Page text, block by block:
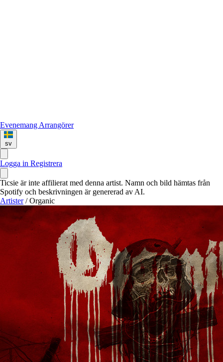
Evenemang Arrangörer
sv
Logga in Registrera
Ticsie är inte affilierat med denna artist. Namn och bild hämtas från
Spotify och beskrivningen är genererad av AI.
Artister / Organic